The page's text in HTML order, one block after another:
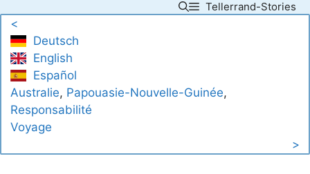
content
Tellerrand-Stories
<
Deutsch
English
Español
Australie, Papouasie-Nouvelle-Guinée
Responsabilité
Voyage
>